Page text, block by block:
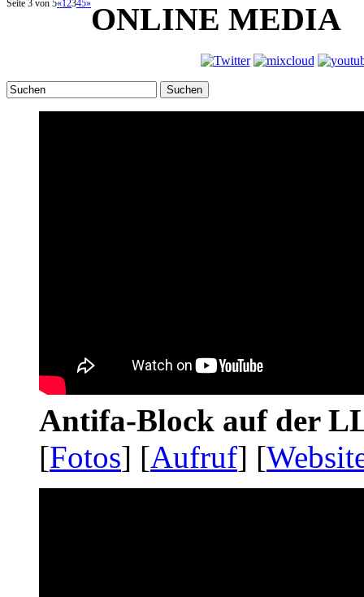
Seite 3 von 5«12345»ONLINE MEDIA
Suchen
Antifa-Block auf der
[Fotos] [Aufruf] [